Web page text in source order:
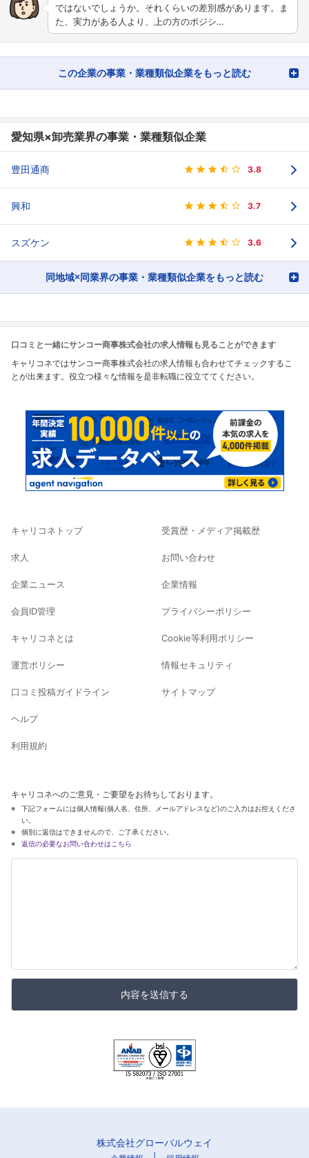
ではないでしょうか。それくらいの差別感があります。ま
た、実力がある人より、上の方のポジシ…
この企業の事業・業種類似企業をもっと読む
愛知県×卸売業界の事業・業種類似企業
豊田通商 3.8
興和 3.7
スズケン 3.6
同地域×同業界の事業・業種類似企業をもっと読む
口コミと一緒にサンコー商事株式会社の求人情報も見ることができます
キャリコネではサンコー商事株式会社の求人情報も合わせてチェックするこ
とが出来ます。役立つ様々な情報を是非転職に役立ててください。
キャリコネトップ
求人
企業ニュース
会員ID管理
キャリコネとは
運営ポリシー
口コミ投稿ガイドライン
ヘルプ
利用規約
受賞歴・メディア掲載歴
お問い合わせ
企業情報
プライバシーポリシー
Cookie等利用ポリシー
情報セキュリティ
サイトマップ
キャリコネへのご意見・ご要望をお待ちしております。
下記フォームには個人情報(個人名、住所、メールアドレスなど)のご入力はお控えくださ
い。
個別に返信はできませんので、ご了承ください。
返信の必要なお問い合わせはこちら
内容を送信する
株式会社グローバルウェイ